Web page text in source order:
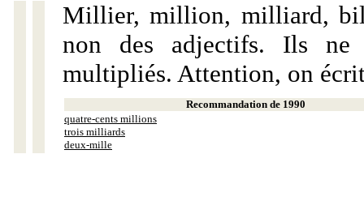
Millier, million, milliard,
non des adjectifs. Ils ne
multipliés. Attention, on
Recommandation de 1990
quatre-cents millions
trois milliards
deux-mille